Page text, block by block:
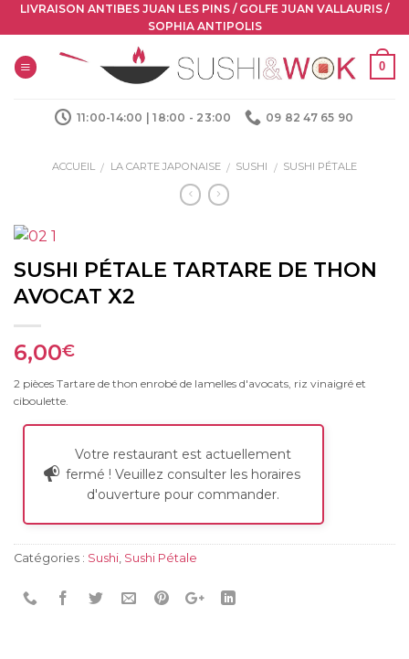
Skip
to
content
LIVRAISON ANTIBES JUAN LES PINS / GOLFE JUAN VALLAURIS /
SOPHIA ANTIPOLIS
0
11:00-14:00 | 18:00 - 23:00 09 82 47 65 90
ACCUEIL / LA CARTE JAPONAISE / SUSHI / SUSHI PÉTALE
SUSHI PÉTALE TARTARE DE THON
AVOCAT X2
6,00€
2 pièces Tartare de thon enrobé de lamelles d'avocats, riz vinaigré et
ciboulette.
Votre restaurant est actuellement
fermé ! Veuillez consulter les horaires
d'ouverture pour commander.
Catégories : Sushi Sushi Pétale